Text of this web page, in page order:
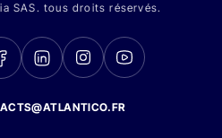
SAS. tous droits réservés.